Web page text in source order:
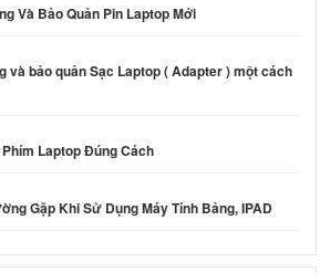
Và Bảo Quản Pin Laptop Mới
và bảo quản Sạc Laptop ( Adapter ) một cách
Laptop Đúng Cách
Gặp Khi Sử Dụng Máy Tính Bảng, IPAD